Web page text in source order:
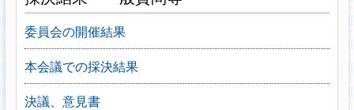
委員会の開催結果
本会議での採決結果
決議、意見書